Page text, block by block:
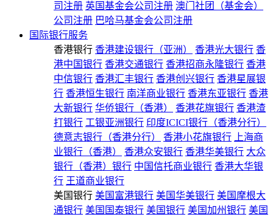
司注册 英国基金会公司注册 澳门社团（基金会）
公司注册 巴哈马基金会公司注册
国际银行服务
香港银行 香港建设银行（亚洲） 香港光大银行 香
港中国银行 香港交通银行 香港招商永隆银行 香港
中信银行 香港汇丰银行 香港创兴银行 香港星展银
行 香港恒生银行 南洋商业银行 香港东亚银行 香港
大新银行 华侨银行（香港） 香港花旗银行 香港渣
打银行 工银亚洲银行 印度ICICI银行（香港分行）
德意志银行（香港分行）
香港小花旗银行
上海商
业银行（香港）
香港众安银行 香港华美银行 大众
银行（香港）银行 中国信托商业银行 香港大华银
行 王道商业银行
美国银行 美国富港银行 美国华美银行 美国摩根大
通银行 美国国泰银行 美国银行 美国加州银行 美国